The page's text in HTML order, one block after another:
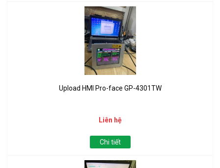
Upload HMI Pro-face GP-4301TW
Liên hệ
Chi tiết